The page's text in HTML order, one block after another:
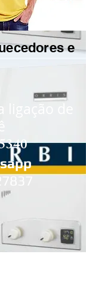
e
ligação de